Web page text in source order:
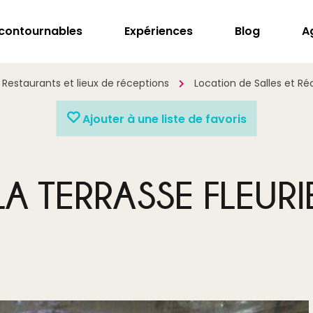
Expériences Blog
Restaurants et lieux de réceptions Location de Salles et
Ajouter à une liste de favoris
TERRASSE